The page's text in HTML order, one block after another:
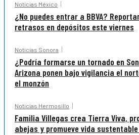
Noticias México
¿No puedes entrar a BBVA?
retrasos en depósitos este viernes
Noticias Sonora
¿Podría formarse un tornado en
Arizona ponen bajo vigilancia el
el monzón
Noticias Hermosillo
Familia Villegas crea Tierra Viva,
abejas y promueve vida